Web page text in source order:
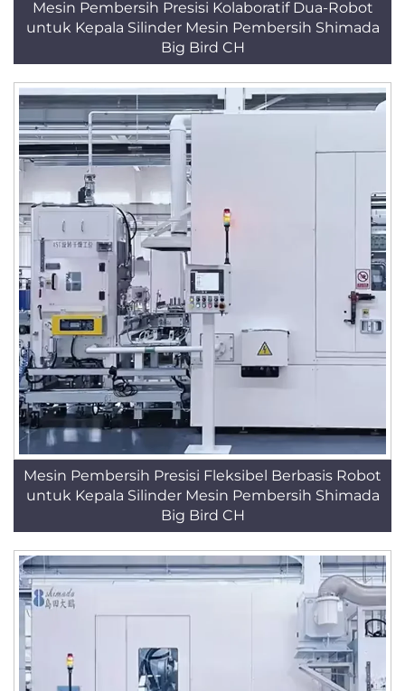
Mesin Pembersih Presisi Kolaboratif Dua-Robot
untuk Kepala Silinder Mesin Pembersih Shimada
Big Bird CH
Mesin Pembersih Presisi Fleksibel Berbasis Robot
untuk Kepala Silinder Mesin Pembersih Shimada
Big Bird CH